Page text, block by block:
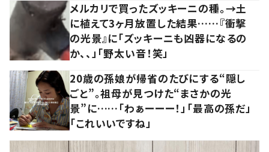
メルカリで買ったズッキーニの種。→土
に植えて3ヶ月放置した結果……『衝撃
の光景』に「ズッキーニも凶器になるの
か、、」「野太い音！笑」
20歳の孫娘が帰省のたびにする“隠し
ごと”。祖母が見つけた“まさかの光
景”に……「わぁーーー！」「最高の孫だ」
「これいいですね」